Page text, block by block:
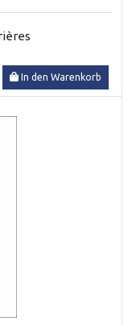
In den Warenkorb